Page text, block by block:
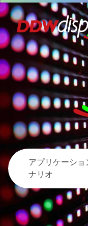
アプリケーショ
ナリオ